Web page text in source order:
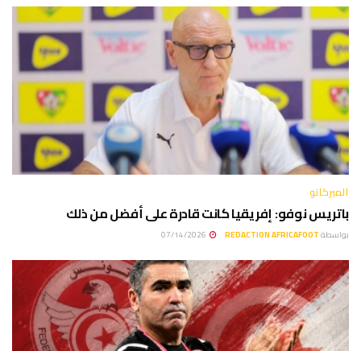
الميركاتو
باتريس نوفو: إفريقيا كانت قادرة على أفضل من ذلك
بواسطةREDACTION AFRICAFOOT